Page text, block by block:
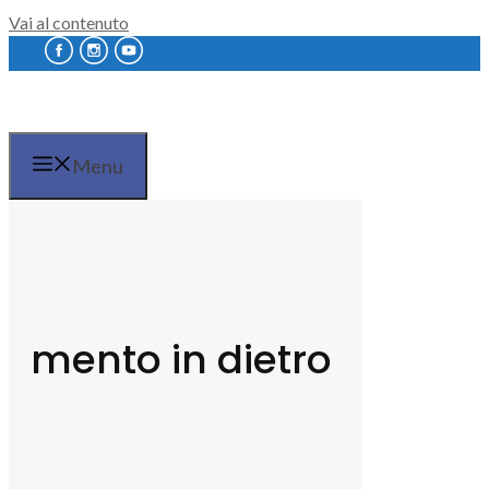
Vai al contenuto
Menu
mento in dietro